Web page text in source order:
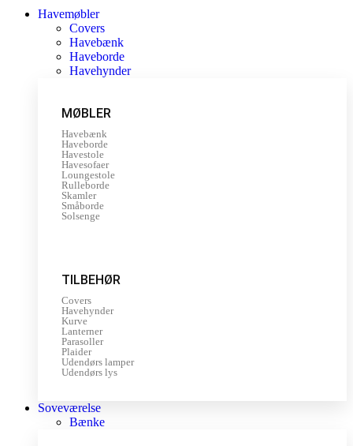
Havemøbler
Covers
Havebænk
Haveborde
Havehynder
MØBLER
Havebænk
Haveborde
Havestole
Havesofaer
Loungestole
Rulleborde
Skamler
Småborde
Solsenge
TILBEHØR
Covers
Havehynder
Kurve
Lanterner
Parasoller
Plaider
Udendørs lamper
Udendørs lys
Soveværelse
Bænke